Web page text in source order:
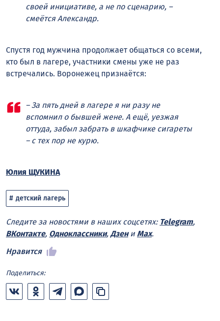
своей инициативе, а не по сценарию, –
смеётся Александр.
Спустя год мужчина продолжает общаться со всеми,
кто был в лагере, участники смены уже не раз
встречались. Воронежец признаётся:
– За пять дней в лагере я ни разу не
вспомнил о бывшей жене. А ещё, уезжая
оттуда, забыл забрать в шкафчике сигареты
– с тех пор не курю.
Юлия ЩУКИНА
детский лагерь
Следите за новостями в наших соцсетях: Telegram,
ВКонтакте, Одноклассники, Дзени Max.
Нравится
Поделиться: